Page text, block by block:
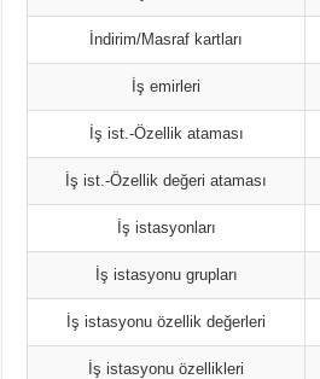
İndirim/Masraf kartları
İş emirleri
İş ist.-Özellik ataması
İş ist.-Özellik değeri ataması
İş istasyonları
İş istasyonu grupları
İş istasyonu özellik değerleri
İş istasyonu özellikleri